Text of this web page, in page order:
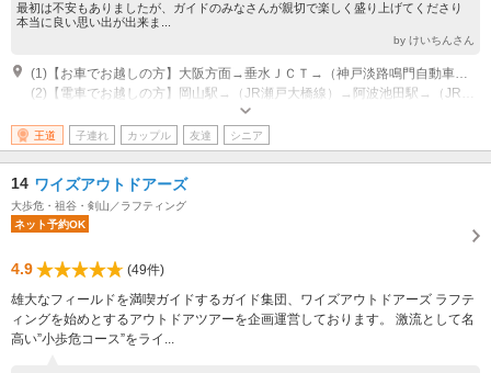
最初は不安もありましたが、ガイドのみなさんが親切で楽しく盛り上げてくださり
本当に良い思い出が出来ま...
by けいちんさん
(1)【お車でお越しの方】大阪方面→垂水ＪＣＴ→（神戸淡路鳴門自動車道）→鳴門ＪＣＴ→（高松自動車道）→藍住ＩＣ→（徳島自動車道）→井川池田IC→国道32号線高知方面約20分→ビックスマイル阿波川口ベース
営業時間：【AMツアー】集合9：00 解散12：30頃 【PMツアー】集合
13：00 解散17：00頃
近隣駐車場あり（無料）20台 当日お近くに来られましたら現地携帯：080-9161-8959へ電話ください
王道 子連れ カップル 友達 シニア
14 ワイズアウトドアーズ
大歩危・祖谷・剣山／ラフティング
ネット予約OK
4.9
(49件)
雄大なフィールドを満喫ガイドするガイド集団、ワイズアウトドアーズ ラフテ
ィングを始めとするアウトドアツアーを企画運営しております。 激流として名
高い”小歩危コース”をライ...